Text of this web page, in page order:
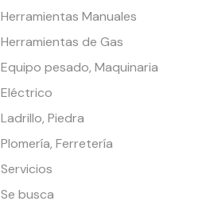
Herramientas Manuales
Herramientas de Gas
Equipo pesado, Maquinaria
Eléctrico
Ladrillo, Piedra
Plomería, Ferretería
Servicios
Se busca